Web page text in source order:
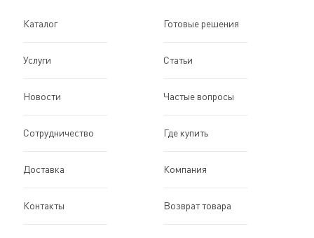
Каталог Готовые решения
Услуги Статьи
Новости Частые вопросы
Сотрудничество Где купить
Доставка Компания
Контакты Возврат товара